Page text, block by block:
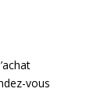
vous